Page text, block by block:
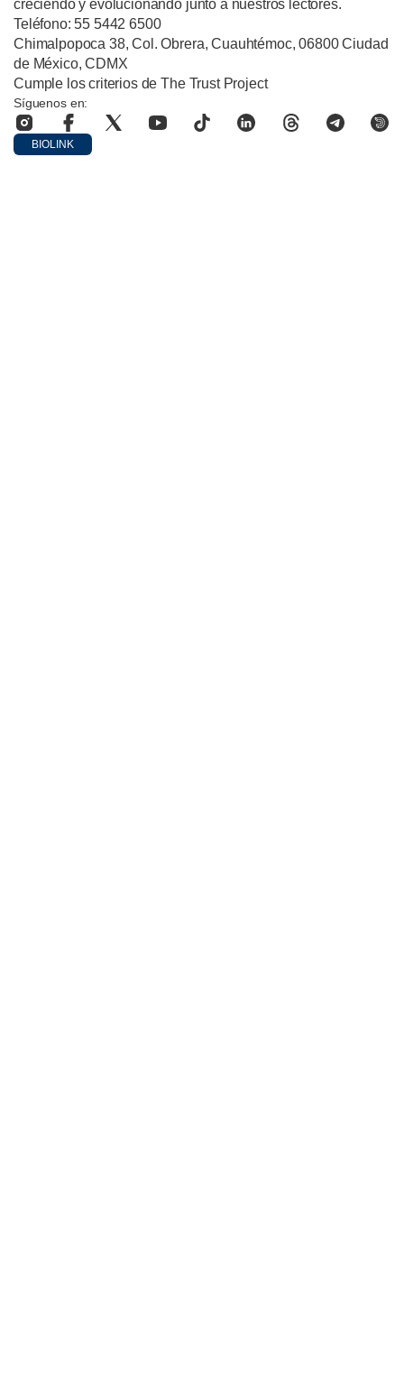
creciendo y evolucionando junto a nuestros lectores.
Teléfono: 55 5442 6500
Chimalpopoca 38, Col. Obrera, Cuauhtémoc, 06800 Ciudad
de México, CDMX
Cumple los criterios de The Trust Project
Síguenos en:
BIOLINK